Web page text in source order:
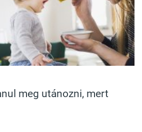
meg utánozni, mert